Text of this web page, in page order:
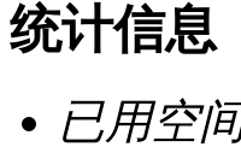
统计信息
已用空